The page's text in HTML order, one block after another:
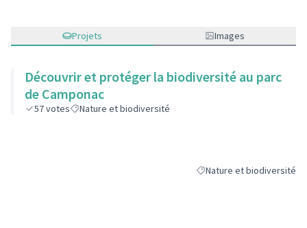
Projets Images
Découvrir et protéger la biodiversité au parc
de Camponac
57votes Nature et biodiversité
Filtrer les résultats de la
Nature et biodiversité